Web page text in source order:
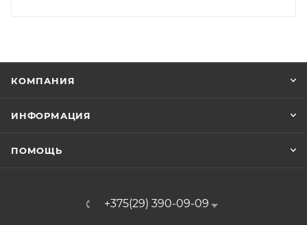
КОМПАНИЯ
ИНФОРМАЦИЯ
ПОМОЩЬ
+375(29) 390-09-09